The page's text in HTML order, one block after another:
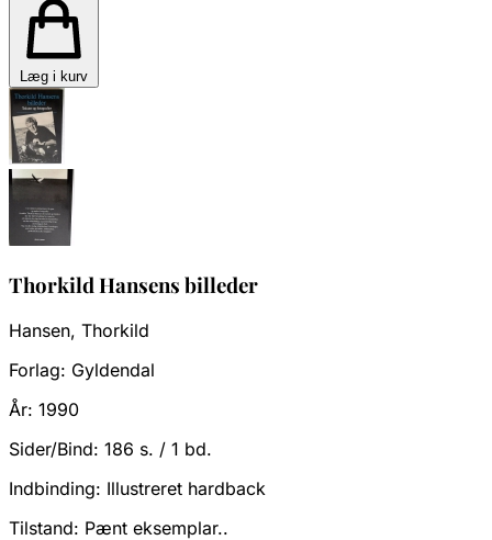
Læg i kurv
Thorkild Hansens billeder
Hansen, Thorkild
Forlag: Gyldendal
År: 1990
Sider/Bind: 186 s. / 1 bd.
Indbinding: Illustreret hardback
Tilstand: Pænt eksemplar..